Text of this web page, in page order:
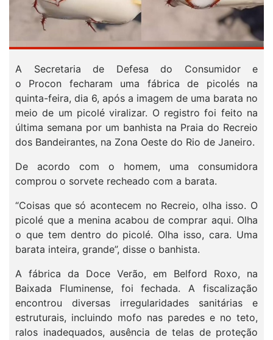
A Secretaria de Defesa do Consumidor e
o Procon fecharam uma fábrica de picolés na
quinta-feira, dia 6, após a imagem de uma barata no
meio de um picolé viralizar. O registro foi feito na
última semana por um banhista na Praia do Recreio
dos Bandeirantes, na Zona Oeste do Rio de Janeiro.
De acordo com o homem, uma consumidora
comprou o sorvete recheado com a barata.
“Coisas que só acontecem no Recreio, olha isso. O
picolé que a menina acabou de comprar aqui. Olha
o que tem dentro do picolé. Olha isso, cara. Uma
barata inteira, grande”, disse o banhista.
A fábrica da Doce Verão, em Belford Roxo, na
Baixada Fluminense, foi fechada. A fiscalização
encontrou diversas irregularidades sanitárias e
estruturais, incluindo mofo nas paredes e no teto,
ralos inadequados, ausência de telas de proteção